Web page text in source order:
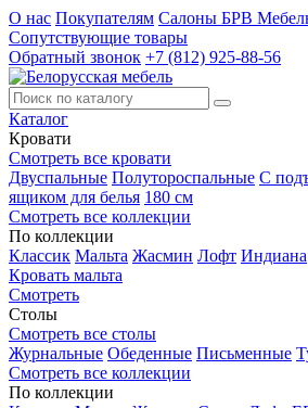
О нас Покупателям Салоны БРВ
Сопутствующие товары
Обратный звонок +7 (812) 925-88-56
Каталог
Кровати
Смотреть все кровати
Двуспальные Полутороспальные С
ящиком для белья 180 см
Смотреть все коллекции
По коллекции
Классик Мальта Жасмин Лофт Индиана
Кровать мальта
Смотреть
Столы
Смотреть все столы
Журнальные Обеденные Письменные
Смотреть все коллекции
По коллекции